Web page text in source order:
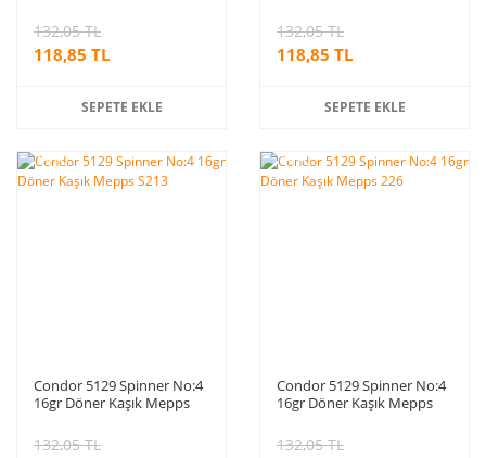
118,85 TL
132,05 TL
SEPETE EKLE
118,85 TL
132,05 TL
SEPETE EKLE
%10
Condor 5129 Spinner No:4
16gr Döner Kaşık Mepps
132,05 TL
%10
Condor 5129 Spinner No:4
16gr Döner Kaşık Mepps
132,05 TL